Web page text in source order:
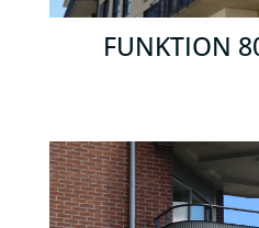
FUNKTION